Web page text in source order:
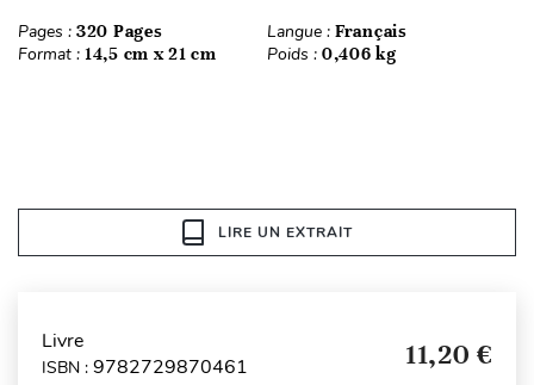
Pages : 320 Pages Langue : Français
Format : 14,5 cm x 21 cm Poids : 0,406 kg
LIRE UN EXTRAIT
Livre
ISBN : 9782729870461 11,20 €